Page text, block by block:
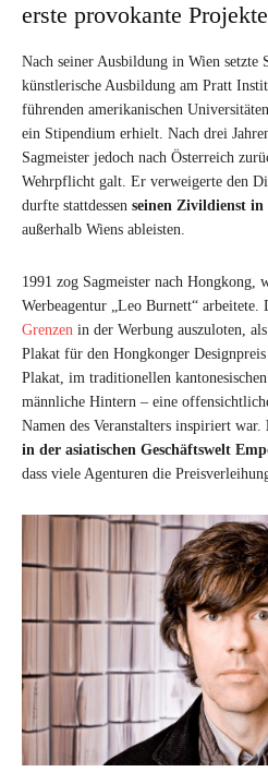
erste provokante Projekte
Nach seiner Ausbildung in Wien setzte
künstlerische Ausbildung am Pratt
führenden amerikanischen
ein Stipendium erhielt. Nach drei
Sagmeister jedoch nach Österreich
Wehrpflicht galt. Er verweigerte den
durfte stattdessen seinen Zivildienst
außerhalb Wiens ableisten.
1991 zog Sagmeister nach Hongkong,
Werbeagentur „Leo Burnett“ arbeitete.
Grenzen in der Werbung auszuloten,
Plakat für den Hongkonger Designpreis
Plakat, im traditionellen
männliche Hintern – eine
Namen des Veranstalters inspiriert war.
in der asiatischen Geschäftswelt
dass viele Agenturen die